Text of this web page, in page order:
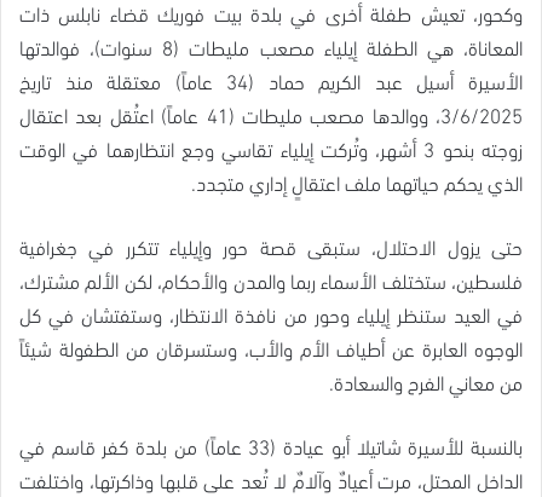
وكحور، تعيش طفلة أخرى في بلدة بيت فوريك قضاء نابلس ذات
المعاناة، هي الطفلة إيلياء مصعب مليطات (8 سنوات)، فوالدتها
الأسيرة أسيل عبد الكريم حماد (34 عاماً) معتقلة منذ تاريخ
3/6/2025، ووالدها مصعب مليطات (41 عاماً) اعتُقل بعد اعتقال
زوجته بنحو 3 أشهر، وتُركت إيلياء تقاسي وجع انتظارهما في الوقت
الذي يحكم حياتهما ملف اعتقالٍ إداري متجدد.
حتى يزول الاحتلال، ستبقى قصة حور وإيلياء تتكرر في جغرافية
فلسطين، ستختلف الأسماء ربما والمدن والأحكام، لكن الألم مشترك،
في العيد ستنظر إيلياء وحور من نافذة الانتظار، وستفتشان في كل
الوجوه العابرة عن أطياف الأم والأب، وستسرقان من الطفولة شيئاً
من معاني الفرح والسعادة.
بالنسبة للأسيرة شاتيلا أبو عيادة (33 عاماً) من بلدة كفر قاسم في
الداخل المحتل، مرت أعيادٌ وآلامٌ لا تُعد على قلبها وذاكرتها، واختلفت